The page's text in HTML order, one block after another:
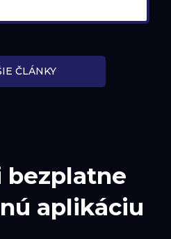
ČLÁNKY
bezplatne
aplikáciu